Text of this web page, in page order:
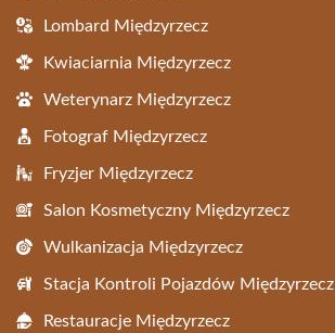
Lombard Międzyrzecz
Kwiaciarnia Międzyrzecz
Weterynarz Międzyrzecz
Fotograf Międzyrzecz
Fryzjer Międzyrzecz
Salon Kosmetyczny Międzyrzecz
Wulkanizacja Międzyrzecz
Stacja Kontroli Pojazdów Międzyrzecz
Restauracje Międzyrzecz